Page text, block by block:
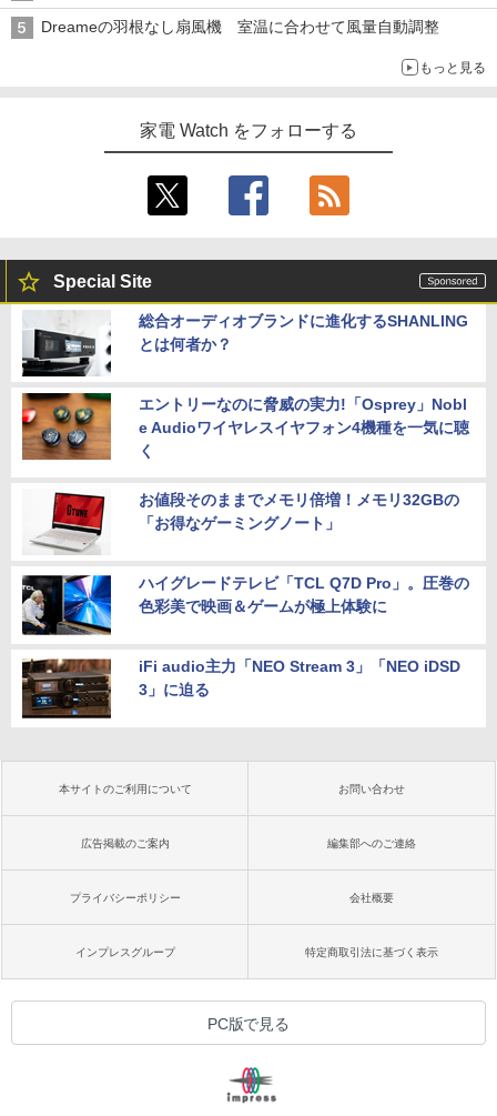
Dreameの羽根なし扇風機 室温に合わせて風量自動調整
もっと見る
家電 Watch をフォローする
Special Site
総合オーディオブランドに進化するSHANLING
とは何者か？
エントリーなのに脅威の実力!「Osprey」Nobl
e Audioワイヤレスイヤフォン4機種を一気に聴
く
お値段そのままでメモリ倍増！メモリ32GBの
「お得なゲーミングノート」
ハイグレードテレビ「TCL Q7D Pro」。圧巻の
色彩美で映画＆ゲームが極上体験に
iFi audio主力「NEO Stream 3」「NEO iDSD
3」に迫る
本サイトのご利用について お問い合わせ
広告掲載のご案内 編集部へのご連絡
プライバシーポリシー 会社概要
インプレスグループ 特定商取引法に基づく表示
PC版で見る